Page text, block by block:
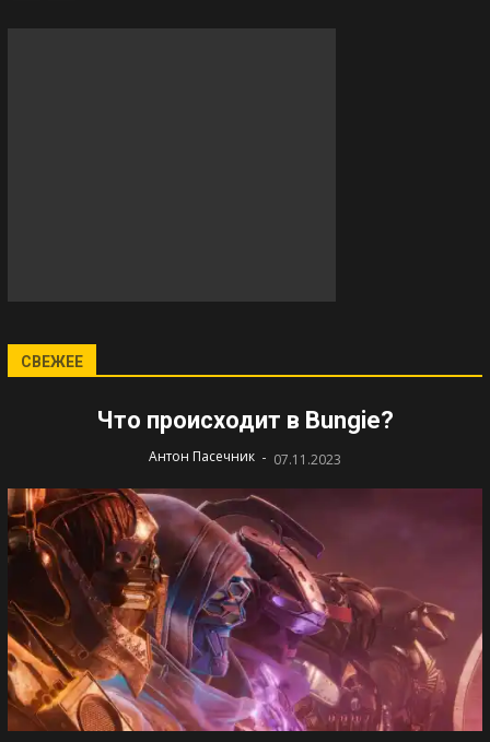
СВЕЖЕЕ
Что происходит в Bungie?
Антон Пасечник - 07.11.2023